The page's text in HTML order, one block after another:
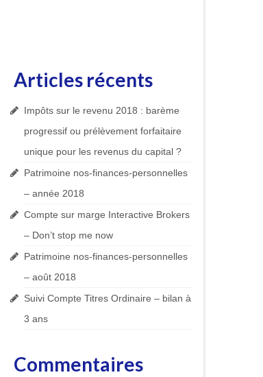
Articles récents
Impôts sur le revenu 2018 : barème
progressif ou prélèvement forfaitaire
unique pour les revenus du capital ?
Patrimoine nos-finances-personnelles
– année 2018
Compte sur marge Interactive Brokers
– Don’t stop me now
Patrimoine nos-finances-personnelles
– août 2018
Suivi Compte Titres Ordinaire – bilan à
3 ans
Commentaires